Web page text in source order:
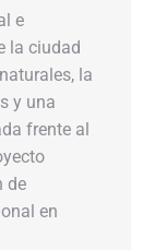
e
la ciudad
la
y una
frente al
de
en